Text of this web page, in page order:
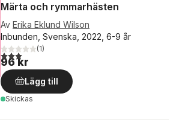
Märta och rymmarhästen
Av Erika Eklund Wilson
Inbunden, Svenska, 2022, 6-9 år
3,0utav 5 stjärnor. Totalt antal röster:
(1)
96 kr
Lägg till
Skickas